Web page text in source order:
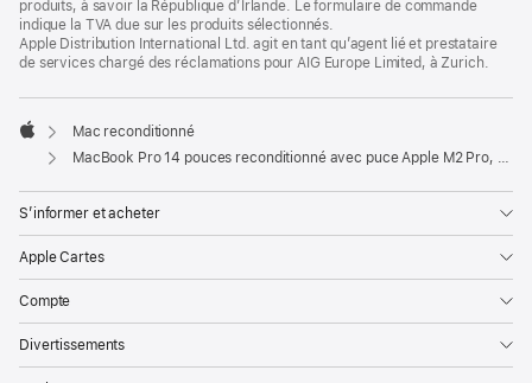
produits, à savoir la République d’Irlande. Le formulaire de commande
indique la TVA due sur les produits sélectionnés.
Apple Distribution International Ltd. agit en tant qu’agent lié et prestataire
de services chargé des réclamations pour AIG Europe Limited, à Zurich.
Apple
Mac reconditionné
MacBook Pro 14 pouces reconditionné avec puce Apple M2 Pro, CPU 12 cœurs et GPU 19 cœurs - Argent
S’informer et acheter
Apple Cartes
Compte
Divertissements